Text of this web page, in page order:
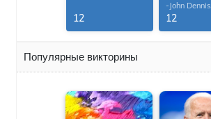
12
-John Dennis
G.Thomas
12
Популярные викторины